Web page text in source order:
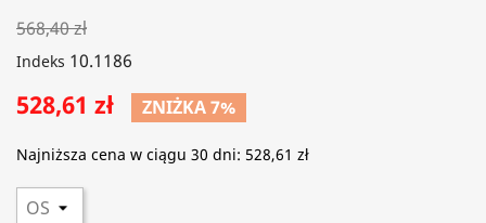
568,40 zł
Indeks 10.1186
528,61 zł ZNIŻKA 7%
Najniższa cena w ciągu 30 dni: 528,61 zł